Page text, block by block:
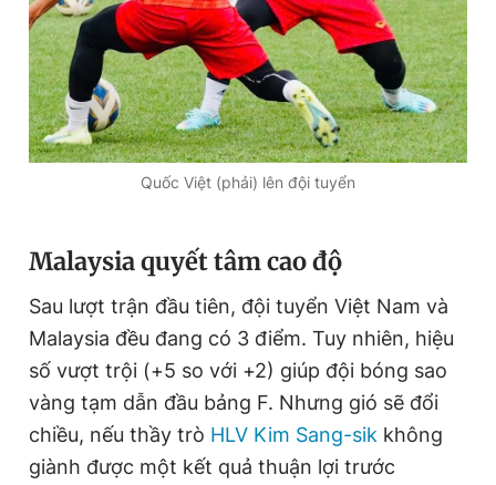
Quốc Việt (phải) lên đội tuyển
Malaysia quyết tâm cao độ
Sau lượt trận đầu tiên, đội tuyển Việt Nam và
Malaysia đều đang có 3 điểm. Tuy nhiên, hiệu
số vượt trội (+5 so với +2) giúp đội bóng sao
vàng tạm dẫn đầu bảng F. Nhưng gió sẽ đổi
chiều, nếu thầy trò HLV Kim Sang-sik không
giành được một kết quả thuận lợi trước